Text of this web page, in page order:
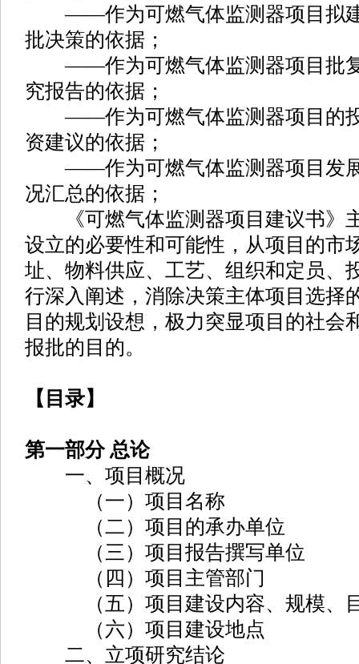
——作为可燃气体监测器项目拟建
批决策的依据；
——作为可燃气体监测器项目批复
究报告的依据；
——作为可燃气体监测器项目的投
资建议的依据；
——作为可燃气体监测器项目发展
况汇总的依据；
《可燃气体监测器项目建议书》
设立的必要性和可能性，从项目的市
址、物料供应、工艺、组织和定员、
行深入阐述，消除决策主体项目选择
目的规划设想，极力突显项目的社会
报批的目的。
【目录】
第一部分 总论
一、项目概况
（一）项目名称
（二）项目的承办单位
（三）项目报告撰写单位
（四）项目主管部门
（五）项目建设内容、规模、
（六）项目建设地点
二、立项研究结论